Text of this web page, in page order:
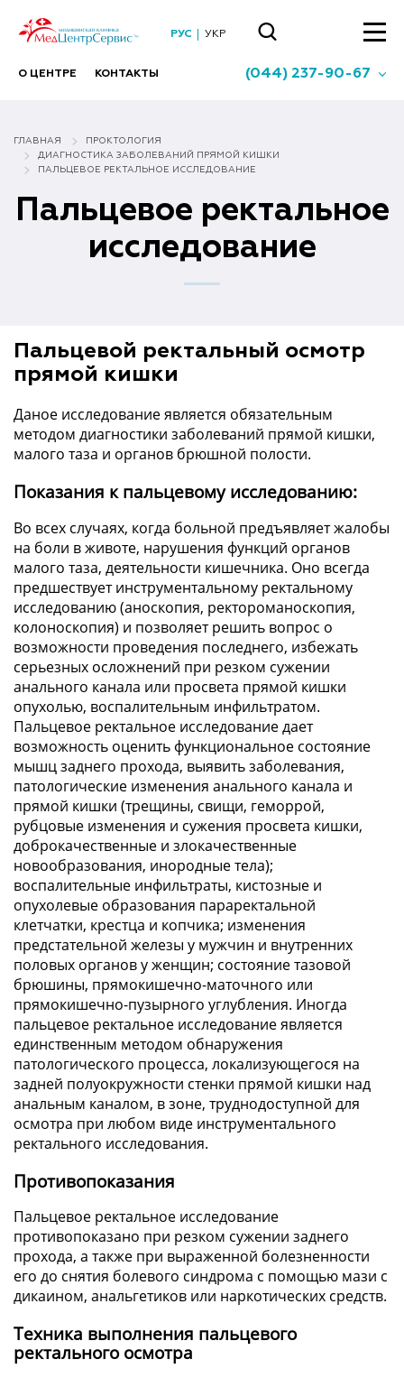
РУС УКР
О ЦЕНТРЕ КОНТАКТЫ (044) 237-90-67
ГЛАВНАЯ
ПРОКТОЛОГИЯ
ДИАГНОСТИКА ЗАБОЛЕВАНИЙ ПРЯМОЙ КИШКИ
ПАЛЬЦЕВОЕ РЕКТАЛЬНОЕ ИССЛЕДОВАНИЕ
Пальцевое ректальное
исследование
Пальцевой ректальный осмотр
прямой кишки
Даное исследование является обязательным
методом диагностики заболеваний прямой кишки,
малого таза и органов брюшной полости.
Показания к пальцевому исследованию:
Во всех случаях, когда больной предъявляет жалобы
на боли в животе, нарушения функций органов
малого таза, деятельности кишечника. Оно всегда
предшествует инструментальному ректальному
исследованию (аноскопия, ректороманоскопия,
колоноскопия) и позволяет решить вопрос о
возможности проведения последнего, избежать
серьезных осложнений при резком сужении
анального канала или просвета прямой кишки
опухолью, воспалительным инфильтратом.
Пальцевое ректальное исследование дает
возможность оценить функциональное состояние
мышц заднего прохода, выявить заболевания,
патологические изменения анального канала и
прямой кишки (трещины, свищи, геморрой,
рубцовые изменения и сужения просвета кишки,
доброкачественные и злокачественные
новообразования, инородные тела);
воспалительные инфильтраты, кистозные и
опухолевые образования параректальной
клетчатки, крестца и копчика; изменения
предстательной железы у мужчин и внутренних
половых органов у женщин; состояние тазовой
брюшины, прямокишечно-маточного или
прямокишечно-пузырного углубления. Иногда
пальцевое ректальное исследование является
единственным методом обнаружения
патологического процесса, локализующегося на
задней полуокружности стенки прямой кишки над
анальным каналом, в зоне, труднодоступной для
осмотра при любом виде инструментального
ректального исследования.
Противопоказания
Пальцевое ректальное исследование
противопоказано при резком сужении заднего
прохода, а также при выраженной болезненности
его до снятия болевого синдрома с помощью мази с
дикаином, анальгетиков или наркотических средств.
Техника выполнения пальцевого
ректального осмотра